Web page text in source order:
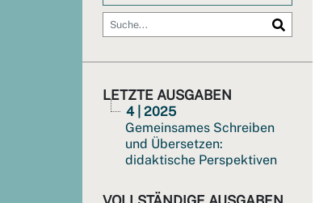
LETZTE AUSGABEN
4 | 2025
Gemeinsames Schreiben
und Übersetzen:
didaktische Perspektiven